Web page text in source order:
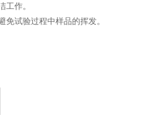
工作。
试验过程中样品的挥发。